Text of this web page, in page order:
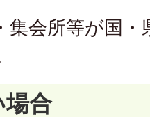
集会所等が国
場合